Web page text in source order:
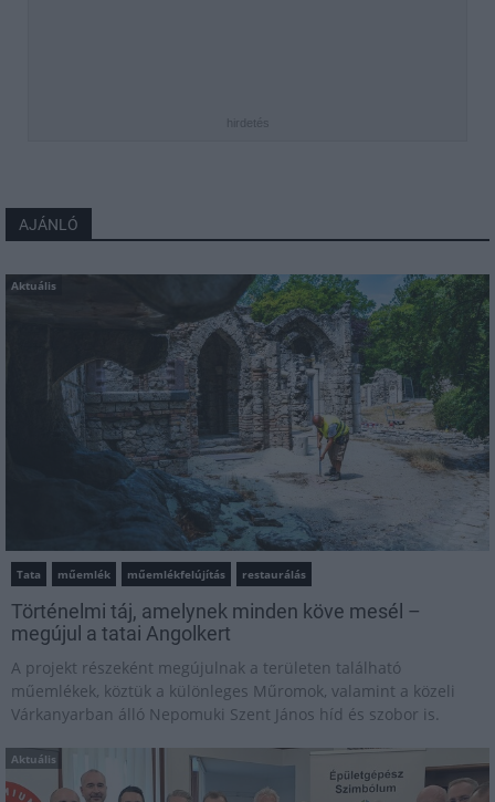
hirdetés
AJÁNLÓ
Aktuális
Tata műemlék műemlékfelújítás restaurálás
Történelmi táj, amelynek minden köve mesél –
megújul a tatai Angolkert
A projekt részeként megújulnak a területen található
műemlékek, köztük a különleges Műromok, valamint a közeli
Várkanyarban álló Nepomuki Szent János híd és szobor is.
Aktuális